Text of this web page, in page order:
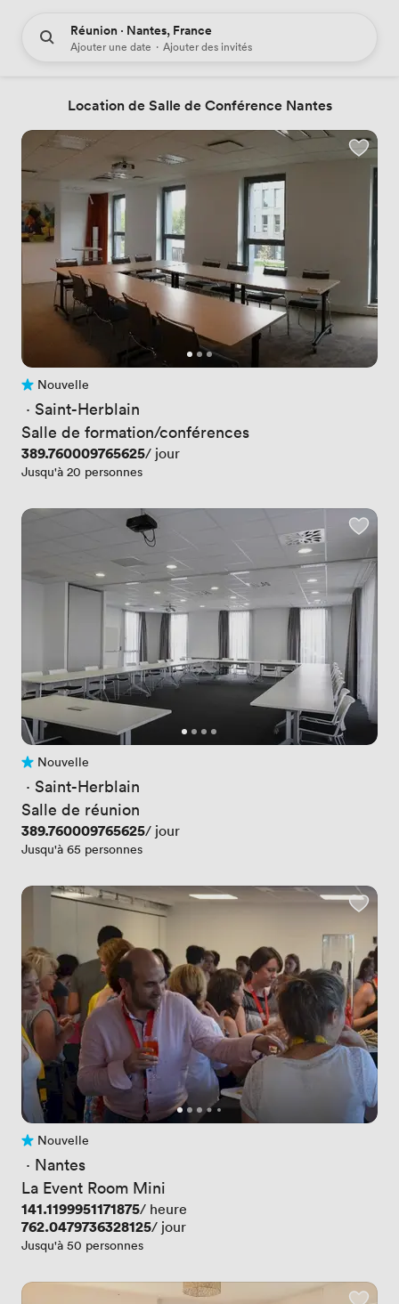
Réunion · Nantes, France
Ajouter une date · Ajouter des invités
Location de Salle de Conférence Nantes
Pas encore d'avis
Nouvelle
· Saint-Herblain
Salle de formation/conférences
Prix
389.760009765625/ jour
Jusqu'à 20 personnes
Pas encore d'avis
Nouvelle
· Saint-Herblain
Salle de réunion
Prix
389.760009765625/ jour
Jusqu'à 65 personnes
Pas encore d'avis
Nouvelle
· Nantes
La Event Room Mini
Prix
141.1199951171875/ heure
Prix
762.0479736328125/ jour
Jusqu'à 50 personnes